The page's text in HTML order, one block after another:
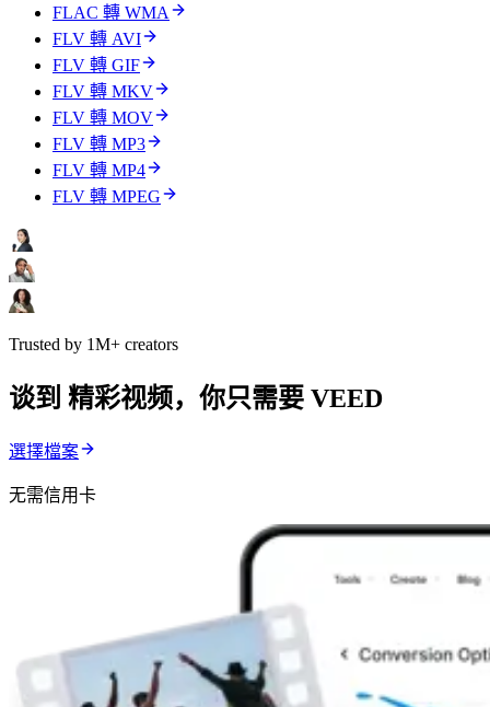
FLAC 轉 WMA
FLV 轉 AVI
FLV 轉 GIF
FLV 轉 MKV
FLV 轉 MOV
FLV 轉 MP3
FLV 轉 MP4
FLV 轉 MPEG
Trusted by 1M+ creators
谈到 精彩视频，你只需要 VEED
選擇檔案
无需信用卡